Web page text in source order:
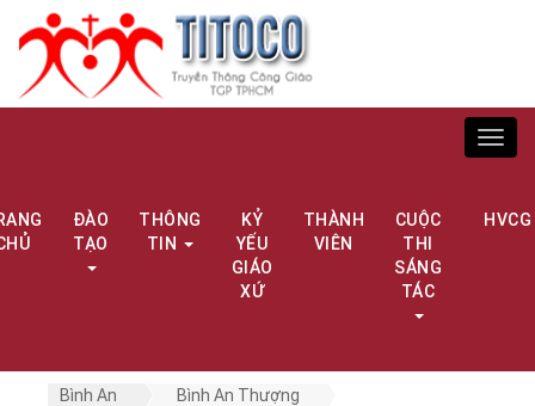
ĐÀO
TẠO
THÔNG
TIN
KỶ
YẾU
GIÁO
XỨ
THÀNH
VIÊN
CUỘC
THI
SÁNG
TÁC
HVCG
Bình An Bình An Thượng